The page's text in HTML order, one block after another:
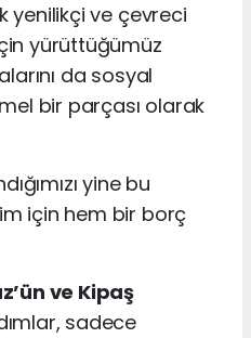
yenilikçi ve çevreci
yürüttüğümüz
da sosyal
bir parçası olarak
yine bu
için hem bir borç
ve Kipaş
sadece